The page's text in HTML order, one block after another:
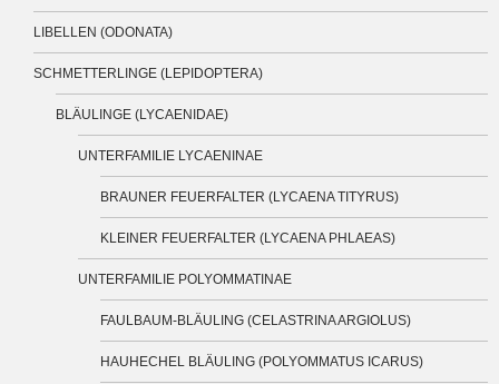
LIBELLEN (ODONATA)
SCHMETTERLINGE (LEPIDOPTERA)
BLÄULINGE (LYCAENIDAE)
UNTERFAMILIE LYCAENINAE
BRAUNER FEUERFALTER (LYCAENA TITYRUS)
KLEINER FEUERFALTER (LYCAENA PHLAEAS)
UNTERFAMILIE POLYOMMATINAE
FAULBAUM-BLÄULING (CELASTRINA ARGIOLUS)
HAUHECHEL BLÄULING (POLYOMMATUS ICARUS)